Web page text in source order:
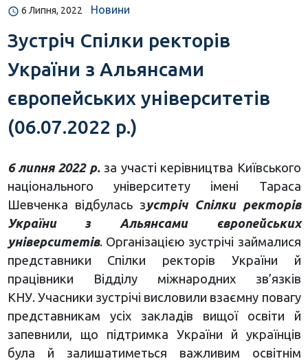
6 Липня, 2022 Новини
Зустріч Спілки ректорів
України з Альянсами
європейських університетів
(06.07.2022 р.)
6 липня 2022 р. за участі керівництва Київського
національного університету імені Тараса
Шевченка відбулась зустріч Спілки ректорів
України з Альянсами європейських
університетів. Організацією зустрічі займалися
представники Спілки ректорів України й
працівники Відділу міжнародних зв’язків
КНУ. Учасники зустрічі висловили взаємну повагу
представникам усіх закладів вищої освіти й
запевнили, що підтримка України й українців
була й залишатиметься важливим освітнім